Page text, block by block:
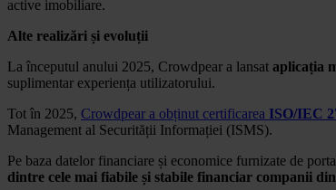
active imobiliare.
Alte realizări și evoluții
La începutul anului 2025, Crowdpear a lansat aplicația
suplimentar experiența utilizatorului.
Tot în 2025, Crowdpear a obținut certificarea ISO/IEC
Management al Securității Informației (ISMS).
Pe baza datelor financiare și economice furnizate de
dintre cele mai fiabile și stabile financiar companii